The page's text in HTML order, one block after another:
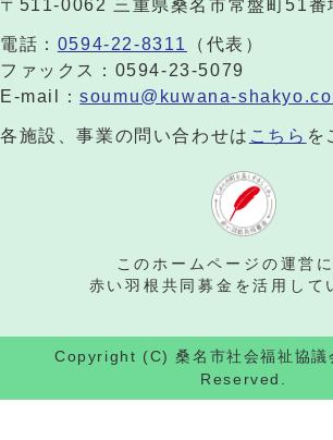
〒511-0062 三重県桑名市常盤町51番
電話： 0594-22-8311
（代表）
ファックス：0594-23-5079
E-mail：soumu@kuwana-
各施設、事業の問い合わせは こちら を
このホームページの運営に
赤い羽根共同募金を活用して
Copyright (C) 桑名市社会福祉協
Reserved.